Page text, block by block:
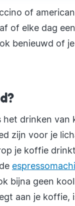
of
of elke dag
benieuwd of
het drinken
zijn voor je
je koffie
bijna geen
aan je